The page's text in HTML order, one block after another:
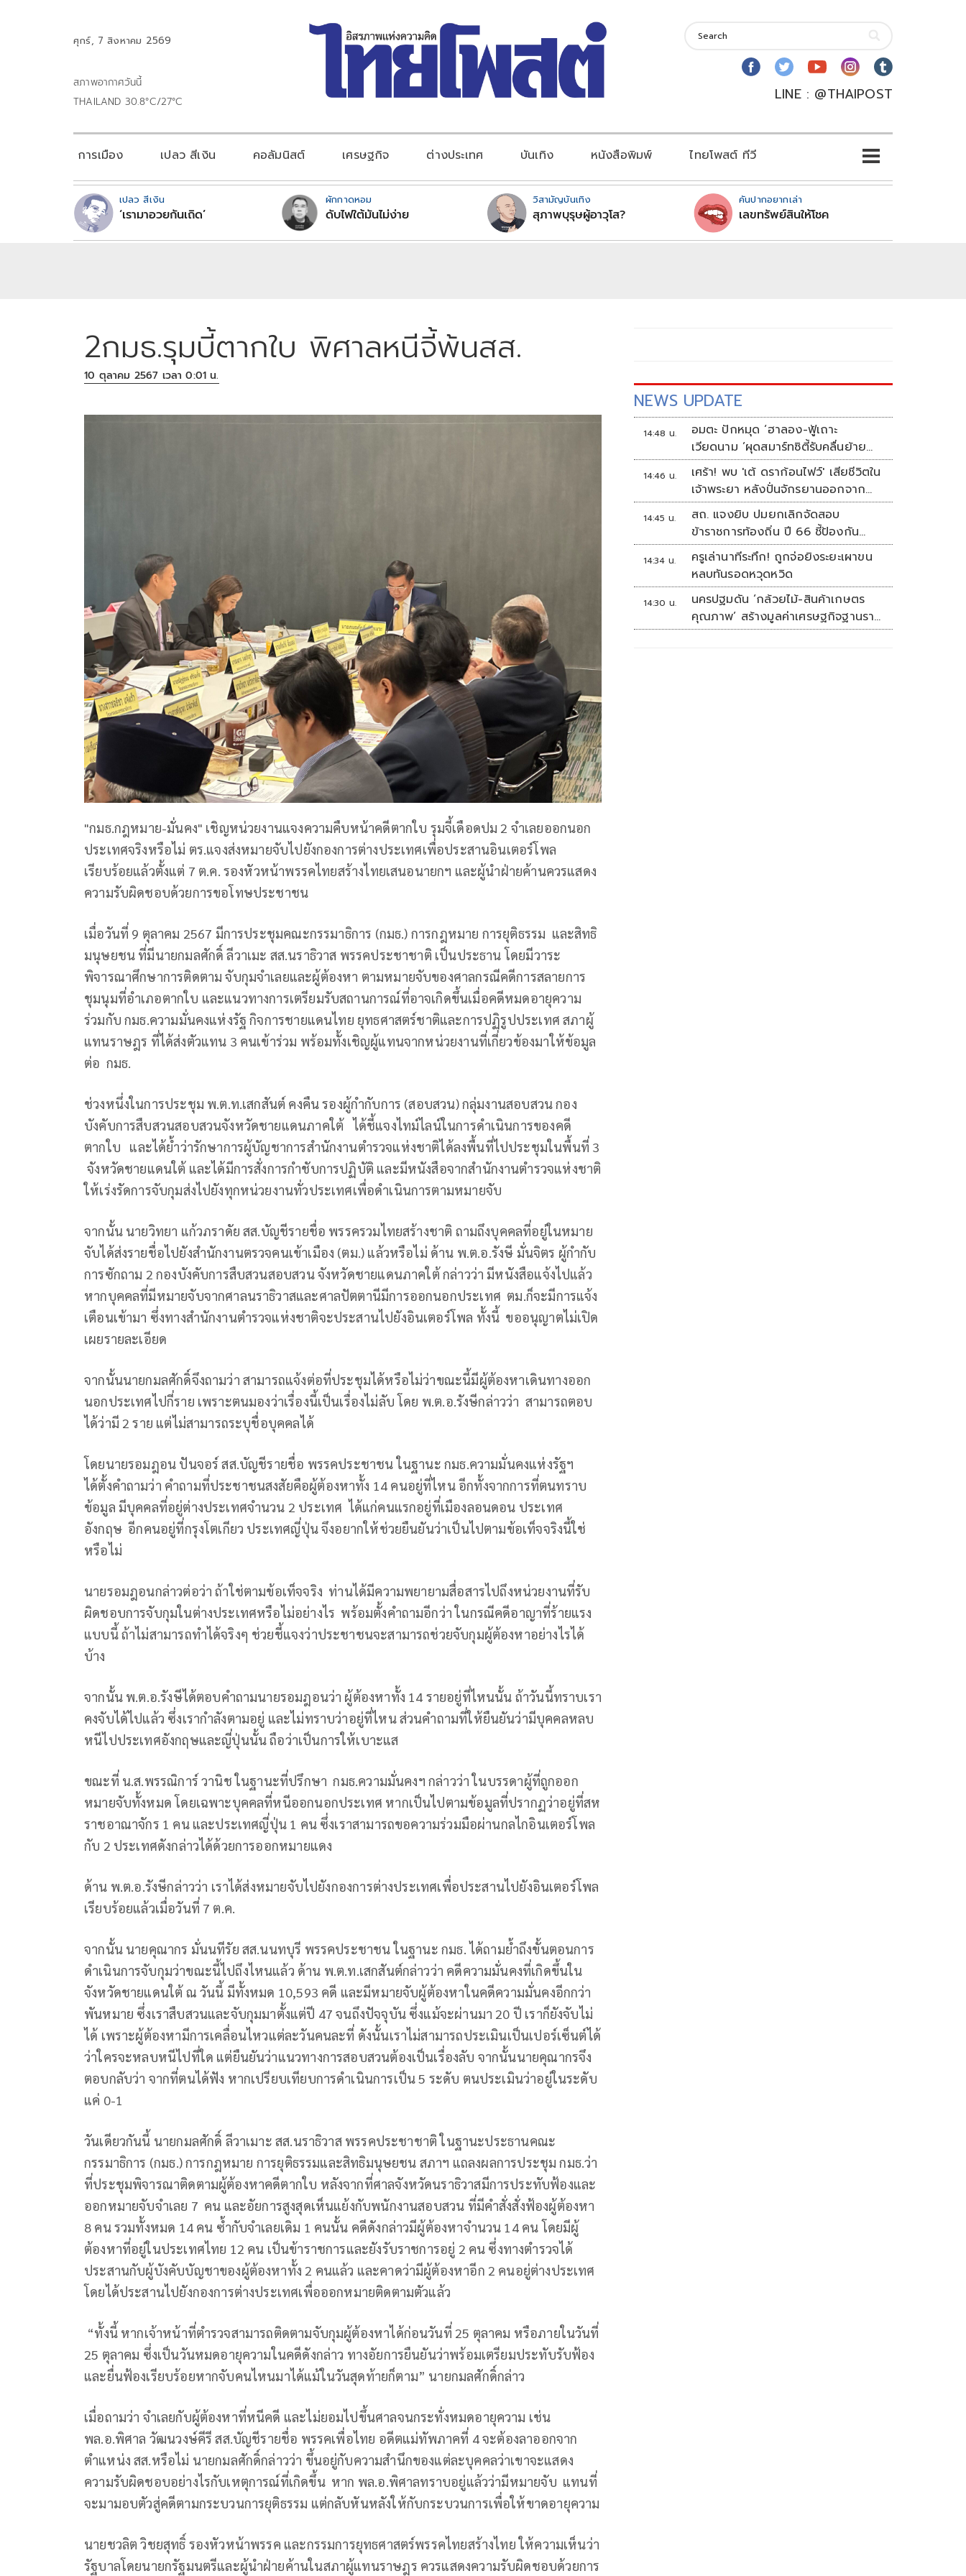
ศุกร์, 7 สิงหาคม 2569
สภาพอากาศวันนี้
THAILAND 30.8°C/27°C
LINE : @THAIPOST
การเมือง เปลว สีเงิน คอลัมนิสต์ เศรษฐกิจ ต่างประเทศ บันเทิง หนังสือพิมพ์ ไทยโพสต์ ทีวี
เปลว สีเงิน
‘เรามาอวยกันเถิด’
ผักกาดหอม
ดับไฟใต้มันไม่ง่าย
วิสามัญบันเทิง
สุภาพบุรุษผู้อาวุโส?
คันปากอยากเล่า
เลขทรัพย์สินให้โชค
2กมธ.รุมบี้ตากใบ พิศาลหนีจี้พ้นสส.
10 ตุลาคม 2567 เวลา 0:01 น.
"กมธ.กฎหมาย-มั่นคง" เชิญหน่วยงานแจงความคืบหน้าคดีตากใบ รุมจี้เดือดปม 2 จำเลยออกนอก
ประเทศจริงหรือไม่ ตร.แจงส่งหมายจับไปยังกองการต่างประเทศ​เพื่อประสานอินเตอร์โพล
เรียบร้อยแล้วตั้งแต่ 7 ต.ค. รองหัวหน้าพรรคไทยสร้างไทยเสนอนายกฯ และผู้นำฝ่ายค้านควรแสดง
ความรับผิดชอบด้วยการขอโทษประชาชน
เมื่อวันที่ 9 ตุลาคม 2567 มีการประชุมคณะกรรมาธิการ (กมธ.) การกฎหมาย การยุติธรรม และสิทธิ
มนุษยชน ที่มีนายกมลศักดิ์ ลีวาเมะ สส.นราธิวาส พรรคประชาชาติ เป็นประธาน โดยมีวาระ
พิจารณาศึกษาการติดตาม จับกุมจำเลยและผู้ต้องหา ตามหมายจับของศาลกรณีคดีการสลายการ
ชุมนุมที่อำเภอตากใบ และแนวทางการเตรียมรับสถานการณ์ที่อาจเกิดขึ้นเมื่อคดีหมดอายุความ
ร่วมกับ กมธ.ความมั่นคงแห่งรัฐ กิจการชายแดนไทย ยุทธศาสตร์ชาติและการปฏิรูปประเทศ สภาผู้
แทนราษฎร ที่ได้ส่งตัวแทน 3 คนเข้าร่วม พร้อมทั้งเชิญผู้แทนจากหน่วยงานที่เกี่ยวข้องมาให้ข้อมูล
ต่อ กมธ.
ช่วงหนึ่งในการประชุม พ.ต.ท.เสกสันต์ คงคืน รองผู้กำกับการ (สอบสวน) กลุ่มงานสอบสวน กอง
บังคับการสืบสวนสอบสวนจังหวัดชายแดนภาคใต้ ได้ชี้แจงไทม์ไลน์ในการดำเนินการของคดี
ตากใบ และได้ย้ำว่ารักษาการผู้บัญชาการสำนักงานตำรวจแห่งชาติได้ลงพื้นที่ไปประชุมในพื้นที่ 3
จังหวัดชายแดนใต้ และได้มีการสั่งการกำชับการปฏิบัติ และมีหนังสือจากสำนักงานตำรวจแห่งชาติ
ให้เร่งรัดการจับกุมส่งไปยังทุกหน่วยงานทั่วประเทศ​เพื่อดำเนินการตามหมายจับ
จากนั้น นายวิทยา แก้วภราดัย สส.บัญชีรายชื่อ พรรครวมไทยสร้างชาติ ถามถึงบุคคลที่อยู่ในหมาย
จับได้ส่งรายชื่อไปยังสำนักงานตรวจคนเข้าเมือง (ตม.) แล้วหรือไม่ ด้าน พ.ต.อ.รังษี มั่นจิตร ผู้กำกับ
การซักถาม 2 กองบังคับการสืบสวนสอบสวน จังหวัดชายแดนภาคใต้ กล่าวว่า มีหนังสือแจ้งไปแล้ว
หากบุคคลที่มีหมายจับจากศาลนราธิวาสและศาลปัตตานีมีการออกนอกประเทศ ตม.ก็จะมีการแจ้ง
เตือนเข้ามา ซึ่งทางสำนักงานตำรวจแห่งชาติจะประสานไปยังอินเตอร์โพล ทั้งนี้ ขออนุญาตไม่เปิด
เผยรายละเอียด
จากนั้นนายกมลศักดิ์จึงถามว่า สามารถแจ้งต่อที่ประชุมได้หรือไม่ว่าขณะนี้มีผู้ต้องหาเดินทางออก
นอกประเทศไปกี่ราย เพราะตนมองว่าเรื่องนี้เป็นเรื่องไม่ลับ โดย พ.ต.อ.รังษีกล่าวว่า สามารถตอบ
ได้ว่ามี 2 ราย แต่ไม่สามารถระบุชื่อบุคคลได้
โดยนายรอมฎอน ปันจอร์ สส.บัญชีรายชื่อ พรรคประชาชน ในฐานะ กมธ.ความมั่นคงแห่งรัฐฯ
ได้ตั้งคำถามว่า คำถามที่ประชาชนสงสัยคือผู้ต้องหาทั้ง 14 คนอยู่ที่ไหน อีกทั้งจากการที่ตนทราบ
ข้อมูล มีบุคคลที่อยู่ต่างประเทศจำนวน 2 ประเทศ ได้แก่คนแรกอยู่ที่เมืองลอนดอน ประเทศ
อังกฤษ อีกคนอยู่ที่กรุงโตเกียว ประเทศญี่ปุ่น จึงอยากให้ช่วยยืนยันว่าเป็นไปตามข้อเท็จจริงนี้ใช่
หรือไม่
นายรอมฎอนกล่าวต่อว่า ถ้าใช่ตามข้อเท็จจริง ท่านได้มีความพยายามสื่อสารไปถึงหน่วยงานที่รับ
ผิดชอบการจับกุมในต่างประเทศหรือไม่อย่างไร พร้อมตั้งคำถามอีกว่า ในกรณีคดีอาญาที่ร้ายแรง
แบบนี้ ถ้าไม่สามารถทำได้จริงๆ ช่วยชี้แจงว่าประชาชนจะสามารถช่วยจับกุมผู้ต้องหาอย่างไรได้
บ้าง
จากนั้น พ.ต.อ.รังษีได้ตอบคำถามนายรอมฎอนว่า ผู้ต้องหาทั้ง 14 รายอยู่ที่ไหนนั้น ถ้าวันนี้ทราบเรา
คงจับได้ไปแล้ว ซึ่งเรากำลังตามอยู่ และไม่ทราบว่าอยู่ที่ไหน ส่วนคำถามที่ให้ยืนยันว่ามีบุคคลหลบ
หนีไปประเทศอังกฤษและญี่ปุ่นนั้น ถือว่าเป็นการให้เบาะแส
ขณะที่ น.ส.พรรณิการ์ วานิช ในฐานะที่ปรึกษา กมธ.ความมั่นคงฯ กล่าวว่า ในบรรดาผู้ที่ถูกออก
หมายจับทั้งหมด โดยเฉพาะบุคคลที่หนีออกนอกประเทศ หากเป็นไปตามข้อมูลที่ปรากฏว่าอยู่ที่สห
ราชอาณาจักร 1 คน และประเทศญี่ปุ่น 1 คน ซึ่งเราสามารถขอความร่วมมือผ่านกลไกอินเตอร์โพล
กับ 2 ประเทศดังกล่าวได้ด้วยการออกหมายแดง
ด้าน พ.ต.อ.รังษีกล่าวว่า เราได้ส่งหมายจับไปยังกองการต่างประเทศเพื่อประสานไปยังอินเตอร์โพล
เรียบร้อยแล้วเมื่อวันที่ 7 ต.ค.
จากนั้น นายคุณากร มั่นนทีรัย สส.นนทบุรี พรรคประชาชน ในฐานะ กมธ. ได้ถามย้ำถึงขั้นตอนการ
ดำเนินการจับกุมว่าขณะนี้ไปถึงไหนแล้ว ด้าน พ.ต.ท.เสกสันต์กล่าวว่า คดีความมั่นคงที่เกิดขึ้นใน
จังหวัดชายแดนใต้ ณ วันนี้ มีทั้งหมด 10,593 คดี และมีหมายจับผู้ต้องหาในคดีความมั่นคงอีกกว่า
พันหมาย ซึ่งเราสืบสวนและจับกุมมาตั้งแต่ปี 47 จนถึงปัจจุบัน ซึ่งแม้จะผ่านมา 20 ปี เราก็ยังจับไม่
ได้ เพราะผู้ต้องหามีการเคลื่อนไหวแต่ละวันคนละที่ ดังนั้นเราไม่สามารถประเมินเป็นเปอร์เซ็นต์ได้
ว่าใครจะหลบหนีไปที่ใด แต่ยืนยันว่าแนวทางการสอบสวนต้องเป็นเรื่องลับ จากนั้นนายคุณากรจึง
ตอบกลับว่า จากที่ตนได้ฟัง หากเปรียบเทียบการดำเนินการเป็น 5 ระดับ ตนประเมินว่าอยู่ในระดับ
แค่ 0-1
วันเดียวกันนี้ นายกมลศักดิ์ ลีวาเมาะ สส.นราธิวาส พรรคประชาชาติ ในฐานะประธานคณะ
กรรมาธิการ (กมธ.) การกฎหมาย การยุติธรรมและสิทธิมนุษยชน สภาฯ แถลงผลการประชุม กมธ.ว่า
ที่ประชุมพิจารณาติดตามผู้ต้องหาคดีตากใบ หลังจากที่ศาลจังหวัดนราธิวาสมีการประทับฟ้องและ
ออกหมายจับจำเลย 7 คน และอัยการสูงสุดเห็นแย้งกับพนักงานสอบสวน ที่มีคำสั่งสั่งฟ้องผู้ต้องหา
8 คน รวมทั้งหมด 14 คน ซ้ำกับจำเลยเดิม 1 คนนั้น คดีดังกล่าวมีผู้ต้องหาจำนวน 14 คน โดยมีผู้
ต้องหาที่อยู่ในประเทศไทย 12 คน เป็นข้าราชการและยังรับราชการอยู่ 2 คน ซึ่งทางตำรวจได้
ประสานกับผู้บังคับบัญชาของผู้ต้องหาทั้ง 2 คนแล้ว และคาดว่ามีผู้ต้องหาอีก 2 คนอยู่ต่างประเทศ
โดยได้ประสานไปยังกองการต่างประเทศเพื่อออกหมายติดตามตัวแล้ว
“ทั้งนี้ หากเจ้าหน้าที่ตำรวจสามารถติดตามจับกุมผู้ต้องหาได้ก่อนวันที่ 25 ตุลาคม หรือภายในวันที่
25 ตุลาคม ซึ่งเป็นวันหมดอายุความในคดีดังกล่าว ทางอัยการยืนยันว่าพร้อมเตรียมประทับรับฟ้อง
และยื่นฟ้องเรียบร้อยหากจับคนไหนมาได้แม้ในวันสุดท้ายก็ตาม” นายกมลศักดิ์กล่าว
เมื่อถามว่า จำเลยกับผู้ต้องหาที่หนีคดี และไม่ยอมไปขึ้นศาลจนกระทั่งหมดอายุความ เช่น
พล.อ.พิศาล วัฒนวงษ์คีรี สส.บัญชีรายชื่อ พรรคเพื่อไทย อดีตแม่ทัพภาคที่ 4 จะต้องลาออกจาก
ตำแหน่ง สส.หรือไม่ นายกมลศักดิ์กล่าวว่า ขึ้นอยู่กับความสำนึกของแต่ละบุคคลว่าเขาจะแสดง
ความรับผิดชอบอย่างไรกับเหตุการณ์ที่เกิดขึ้น หาก พล.อ.พิศาลทราบอยู่แล้วว่ามีหมายจับ แทนที่
จะมามอบตัวสู่คดีตามกระบวนการยุติธรรม แต่กลับหันหลังให้กับกระบวนการเพื่อให้ขาดอายุความ
นายชวลิต วิชยสุทธิ์ รองหัวหน้าพรรค และกรรมการยุทธศาสตร์พรรคไทยสร้างไทย ให้ความเห็นว่า
รัฐบาลโดยนายกรัฐมนตรีและผู้นำฝ่ายค้านในสภาผู้แทนราษฎร ควรแสดงความรับผิดชอบด้วยการ
NEWS UPDATE
14:48 น.
อมตะ ปักหมุด ‘ฮาลอง-ฟู้เถาะ
เวียดนาม ’ผุดสมาร์ทซิตี้รับคลื่นย้าย
ฐานผลิต
14:46 น.
เศร้า! พบ 'เต้ ดราก้อนไฟว์' เสียชีวิตใน
เจ้าพระยา หลังปั่นจักรยานออกจาก
บ้านตี 4
14:45 น.
สถ. แจงยิบ ปมยกเลิกจัดสอบ
ข้าราชการท้องถิ่น ปี 66 ชี้ป้องกัน
ทุจริต หวั่นรัฐเสียหาย
14:34 น.
ครูเล่านาทีระทึก! ถูกจ่อยิงระยะเผาขน
หลบทันรอดหวุดหวิด
14:30 น.
นครปฐมดัน ‘กล้วยไม้-สินค้าเกษตร
คุณภาพ’ สร้างมูลค่าเศรษฐกิจฐานราก
ตั้งเป้าเงินสะพัด 10 ล้านบาท